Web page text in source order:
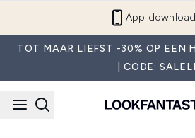
App
TOT MAAR LIEFST -30% OP EEN
| CODE: